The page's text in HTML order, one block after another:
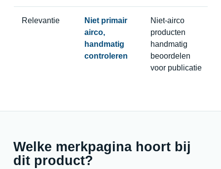
Relevantie
Niet primair
airco,
handmatig
controleren
Niet-airco
producten
handmatig
beoordelen
voor publicatie
Welke merkpagina hoort bij
dit product?